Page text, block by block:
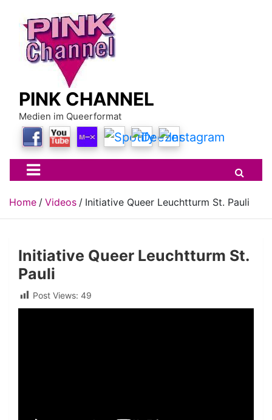
content
PINK CHANNEL
Medien im Queerformat
Home Videos Initiative Queer Leuchtturm St. Pauli
Initiative Queer Leuchtturm St.
Pauli
Post Views: 49